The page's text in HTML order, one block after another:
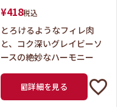
¥418税込
とろけるようなフィレ肉
と、コク深いグレイビーソ
ースの絶妙なハーモニー
詳細を見る